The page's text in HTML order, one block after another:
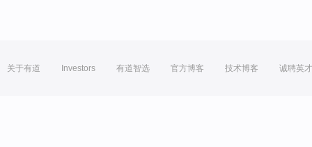
关于有道 Investors 有道智选 官方博客 技术博客 诚聘英才